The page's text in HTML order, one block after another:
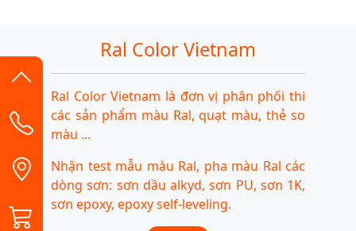
Ral Color Vietnam
Ral Color Vietnam là đơn vị phân phối thi
các sản phẩm màu Ral, quạt màu, thẻ so
màu ...
Nhận test mẫu màu Ral, pha màu Ral các
dòng sơn: sơn dầu alkyd, sơn PU, sơn 1K,
sơn epoxy, epoxy self-leveling.